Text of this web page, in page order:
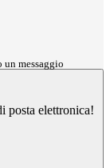
un messaggio
posta elettronica!